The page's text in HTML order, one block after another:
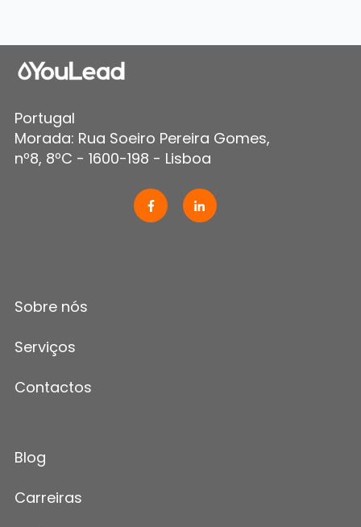
Portugal
Morada: Rua Soeiro Pereira Gomes,
nº8, 8ºC - 1600-198 - Lisboa
Sobre nós
Serviços
Contactos
Blog
Carreiras